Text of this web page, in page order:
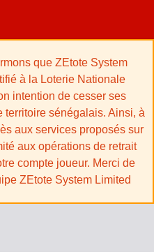
que ZEtote System
à la Loterie Nationale
intention de cesser ses
sénégalais. Ainsi, à
aux services proposés sur
aux opérations de retrait
compte joueur. Merci de
ZEtote System Limited